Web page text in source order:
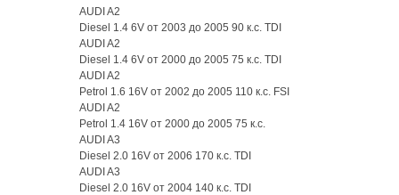
AUDI A2
Diesel 1.4 6V от 2003 до 2005 90 к.с. TDI
AUDI A2
Diesel 1.4 6V от 2000 до 2005 75 к.с. TDI
AUDI A2
Petrol 1.6 16V от 2002 до 2005 110 к.с. FSI
AUDI A2
Petrol 1.4 16V от 2000 до 2005 75 к.с.
AUDI A3
Diesel 2.0 16V от 2006 170 к.с. TDI
AUDI A3
Diesel 2.0 16V от 2004 140 к.с. TDI